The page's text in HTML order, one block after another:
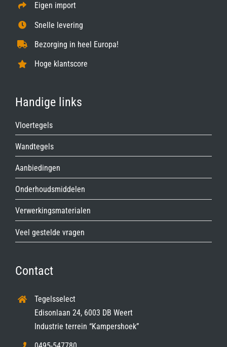
Eigen import
Snelle levering
Bezorging in heel Europa!
Hoge klantscore
Handige links
Vloertegels
Wandtegels
Aanbiedingen
Onderhoudsmiddelen
Verwerkingsmaterialen
Veel gestelde vragen
Contact
Tegelsselect
Edisonlaan 24, 6003 DB Weert
Industrie terrein “Kampershoek”